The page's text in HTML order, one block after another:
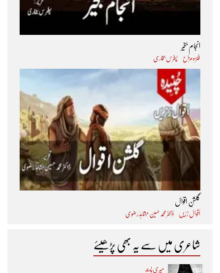
انجام بخیر
طنز و مزاح پطرس بخاری
گلشنِ اقوال
اَقوال زرّیں ڈاکٹر محمد حسین مُشاہدؔ رضوی
شاعری میں سے یہ بھی پڑھیئے
میری پسند